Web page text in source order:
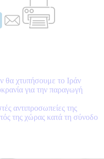
θα χτυπήσουμε το Ιράν
για την παραγωγή
αντιπροσωπείες της
της χώρας κατά τη σύνοδο